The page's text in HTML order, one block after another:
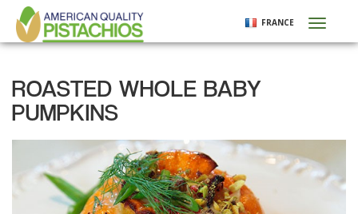
Aller
au
contenu
FRANCE
ROASTED WHOLE BABY
PUMPKINS